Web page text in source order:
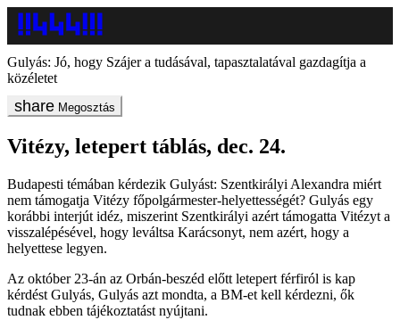
Gulyás: Jó, hogy Szájer a tudásával, tapasztalatával gazdagítja a
közéletet
Megosztás
Vitézy, letepert táblás, dec. 24.
Budapesti témában kérdezik Gulyást: Szentkirályi Alexandra miért
nem támogatja Vitézy főpolgármester-helyettességét? Gulyás egy
korábbi interjút idéz, miszerint Szentkirályi azért támogatta Vitézyt a
visszalépésével, hogy leváltsa Karácsonyt, nem azért, hogy a
helyettese legyen.
Az október 23-án az Orbán-beszéd előtt letepert férfiról is kap
kérdést Gulyás, Gulyás azt mondta, a BM-et kell kérdezni, ők
tudnak ebben tájékoztatást nyújtani.